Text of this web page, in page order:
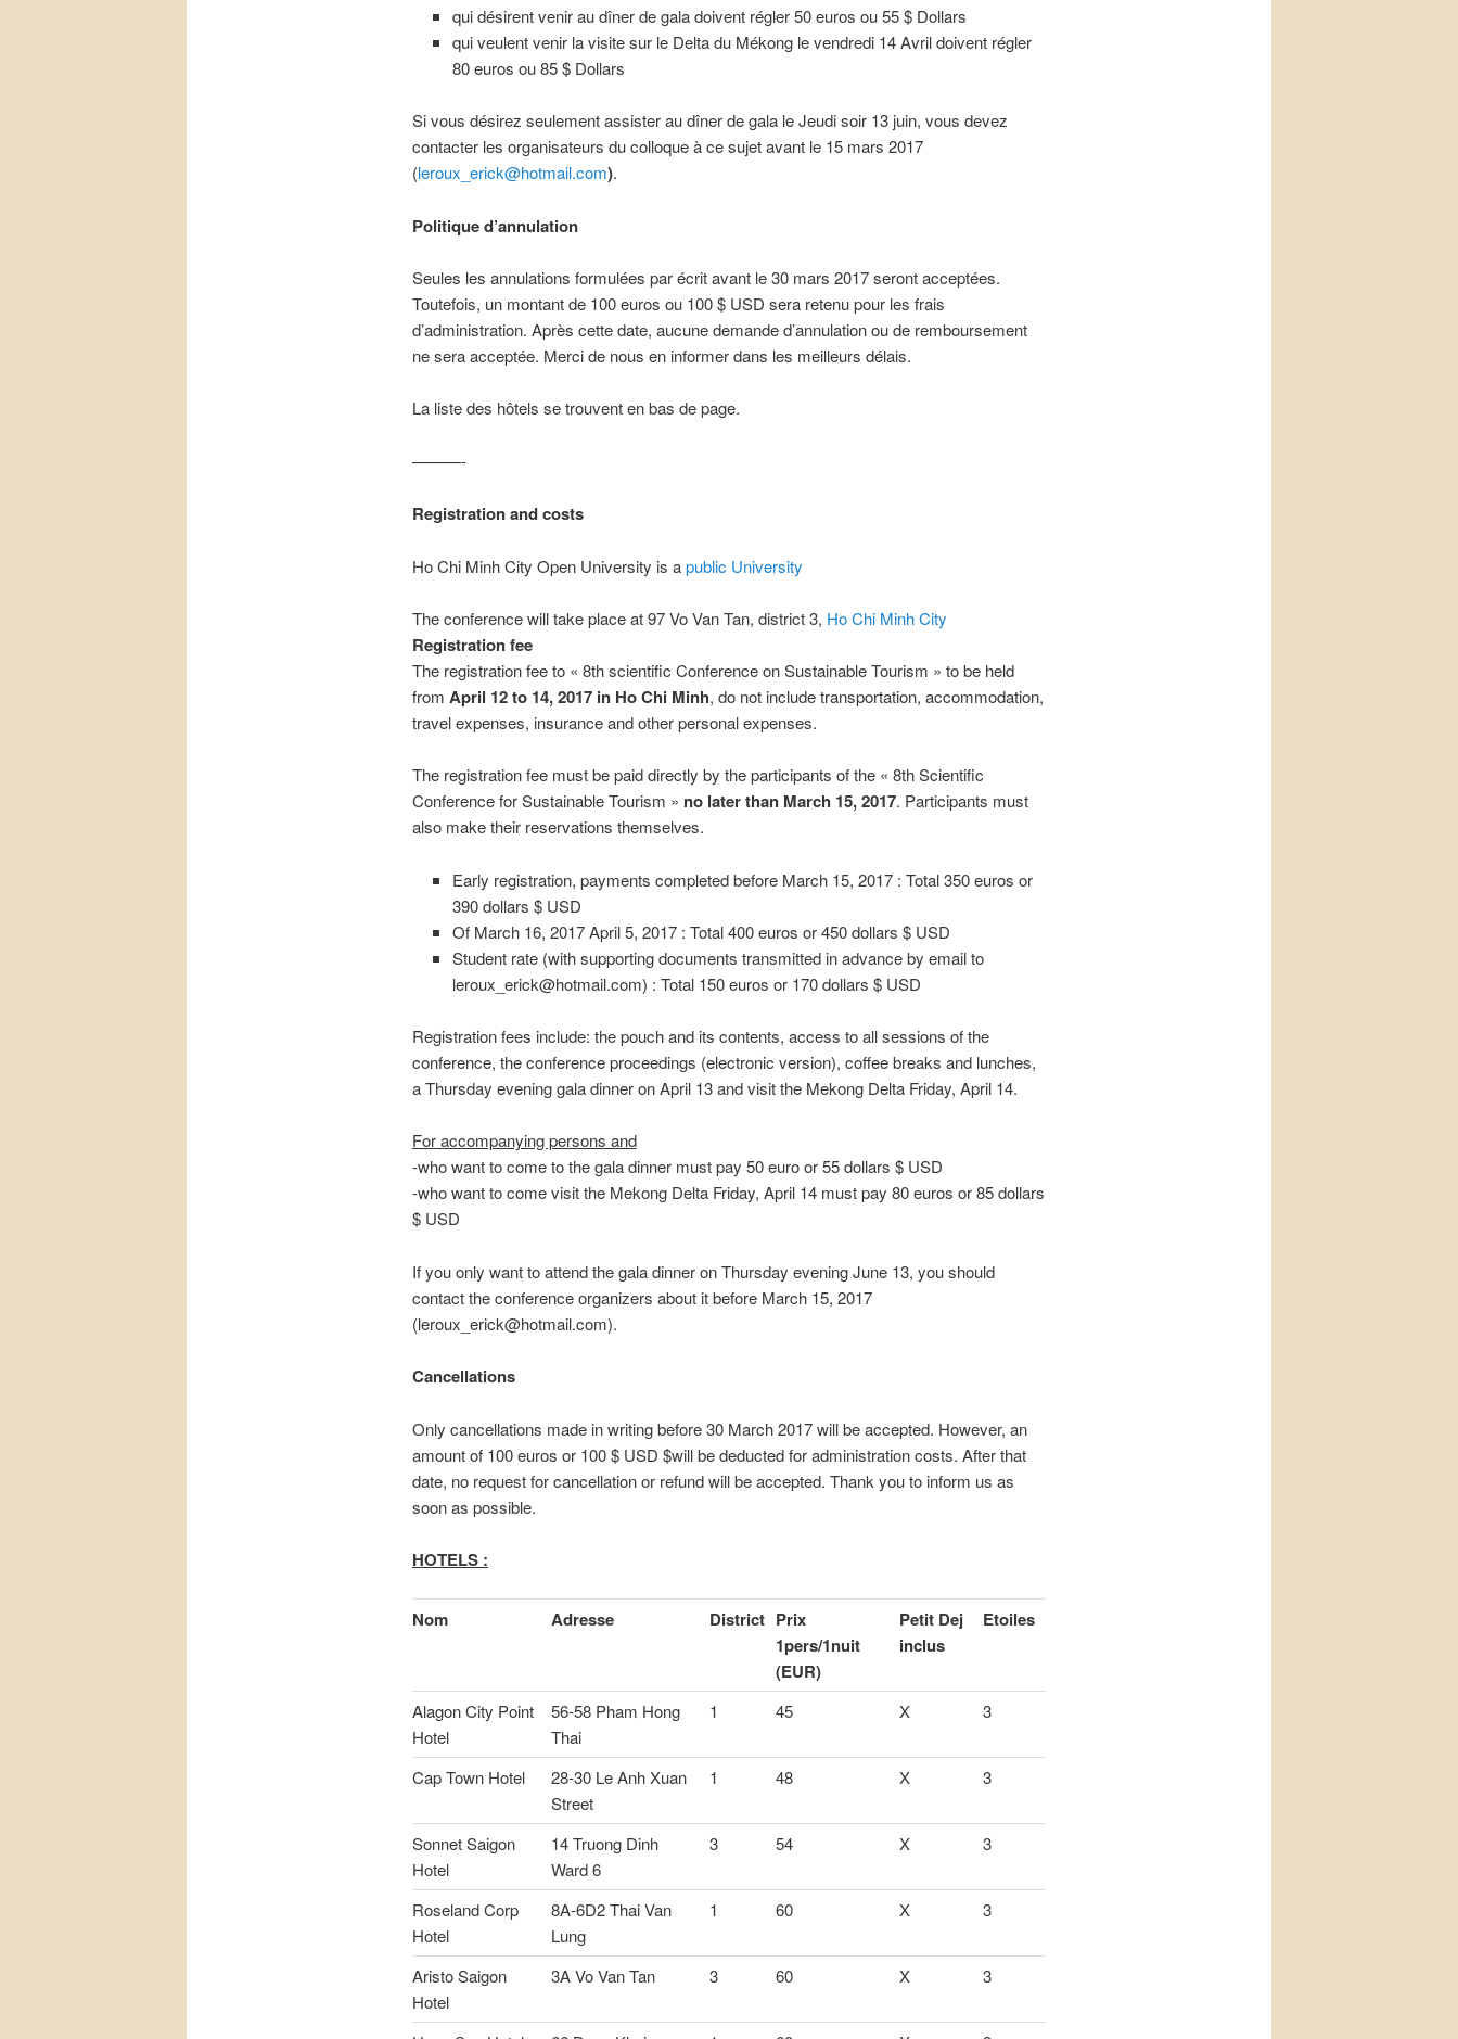
qui désirent venir au dîner de gala doivent régler 50 euros ou 55 $ Dollars
qui veulent venir la visite sur le Delta du Mékong le vendredi 14 Avril doivent régler
80 euros ou 85 $ Dollars
Si vous désirez seulement assister au dîner de gala le Jeudi soir 13 juin, vous devez
contacter les organisateurs du colloque à ce sujet avant le 15 mars 2017
(leroux_erick@hotmail.com).
Politique d’annulation
Seules les annulations formulées par écrit avant le 30 mars 2017 seront acceptées.
Toutefois, un montant de 100 euros ou 100 $ USD sera retenu pour les frais
d’administration. Après cette date, aucune demande d’annulation ou de remboursement
ne sera acceptée. Merci de nous en informer dans les meilleurs délais.
La liste des hôtels se trouvent en bas de page.
———-
Registration and costs
Ho Chi Minh City Open University is apublic University
The conference will take place at 97 Vo Van Tan, district 3, Ho Chi Minh City
Registration fee
The registration fee to « 8th scientific Conference on Sustainable Tourism » to be held
from April 12 to 14, 2017 in Ho Chi Minh, do not include transportation, accommodation,
travel expenses, insurance and other personal expenses.
The registration fee must be paid directly by the participants of the « 8th Scientific
Conference for Sustainable Tourism » no later than March 15, 2017. Participants must
also make their reservations themselves.
Early registration, payments completed before March 15, 2017 : Total 350 euros or
390 dollars $ USD
Of March 16, 2017 April 5, 2017 : Total 400 euros or 450 dollars $ USD
Student rate (with supporting documents transmitted in advance by email to
leroux_erick@hotmail.com) : Total 150 euros or 170 dollars $ USD
Registration fees include: the pouch and its contents, access to all sessions of the
conference, the conference proceedings (electronic version), coffee breaks and lunches,
a Thursday evening gala dinner on April 13 and visit the Mekong Delta Friday, April 14.
For accompanying persons and
-who want to come to the gala dinner must pay 50 euro or 55 dollars $ USD
-who want to come visit the Mekong Delta Friday, April 14 must pay 80 euros or 85 dollars
$ USD
If you only want to attend the gala dinner on Thursday evening June 13, you should
contact the conference organizers about it before March 15, 2017
(leroux_erick@hotmail.com).
Cancellations
Only cancellations made in writing before 30 March 2017 will be accepted. However, an
amount of 100 euros or 100 $ USD $will be deducted for administration costs. After that
date, no request for cancellation or refund will be accepted. Thank you to inform us as
soon as possible.
HOTELS :
Nom Adresse District Prix
1pers/1nuit
(EUR)
Petit Dej
inclus
Etoiles
Alagon City Point
Hotel
56-58 Pham Hong
Thai
1 45 X 3
Cap Town Hotel
28-30 Le Anh Xuan
Street
1 48 X 3
Sonnet Saigon
Hotel
14 Truong Dinh
Ward 6
3 54 X 3
Roseland Corp
Hotel
8A-6D2 Thai Van
Lung
1 60 X 3
Aristo Saigon
Hotel
3A Vo Van Tan 3 60 X 3